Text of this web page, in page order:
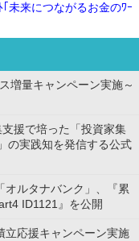
未来につながるお金のﾜｰ
増量キャンペーン実施～
援で培った「投資家集
の実践知を発信する公式
オルタナバンク」、『累
ID1121』を公開
立応援キャンペーン実施